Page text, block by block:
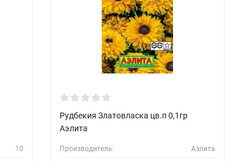
10
Рудбекия Златовласка цв.п 0,1гр
Аэлита
Производитель: Аэлита